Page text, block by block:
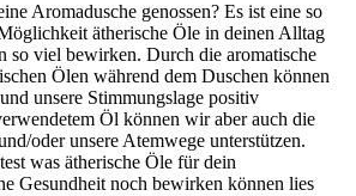
Aromadusche genossen? Es ist eine so
ätherische Öle in deinen Alltag
so viel bewirken. Durch die aromatische
Ölen während dem Duschen können
unsere Stimmungslage positiv
Öl können wir aber auch die
oder unsere Atemwege unterstützen.
was ätherische Öle für dein
Gesundheit noch bewirken können lies